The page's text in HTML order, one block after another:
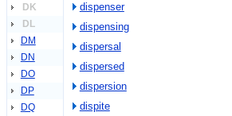
DK
DL
DM
DN
DO
DP
DQ
dispenser
dispensing
dispersal
dispersed
dispersion
dispite